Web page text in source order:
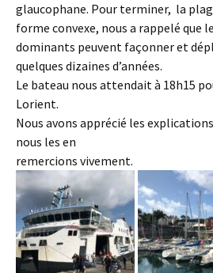
glaucophane. Pour terminer, la
forme convexe, nous a rappelé que
dominants peuvent façonner et
quelques dizaines d’années.
Le bateau nous attendait à 18h15
Lorient.
Nous avons apprécié les
nous les en
remercions vivement.